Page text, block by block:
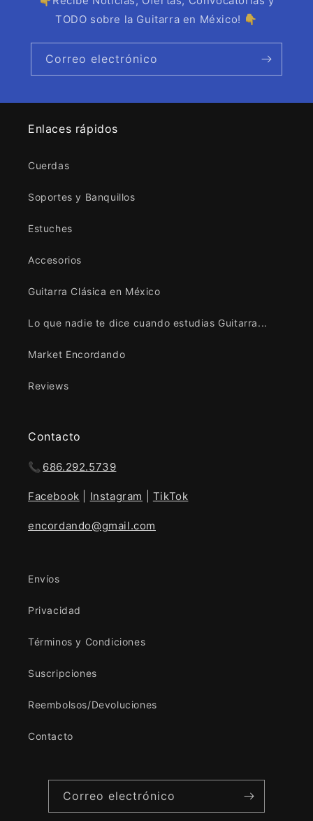
TODO sobre la Guitarra en México! 👇
Correo electrónico
Enlaces rápidos
Cuerdas
Soportes y Banquillos
Estuches
Accesorios
Guitarra Clásica en México
Lo que nadie te dice cuando estudias Guitarra...
Market Encordando
Reviews
Contacto
📞 686.292.5739
Facebook Instagram TikTok
encordando@gmail.com
Envíos
Privacidad
Términos y Condiciones
Suscripciones
Reembolsos/Devoluciones
Contacto
Correo electrónico